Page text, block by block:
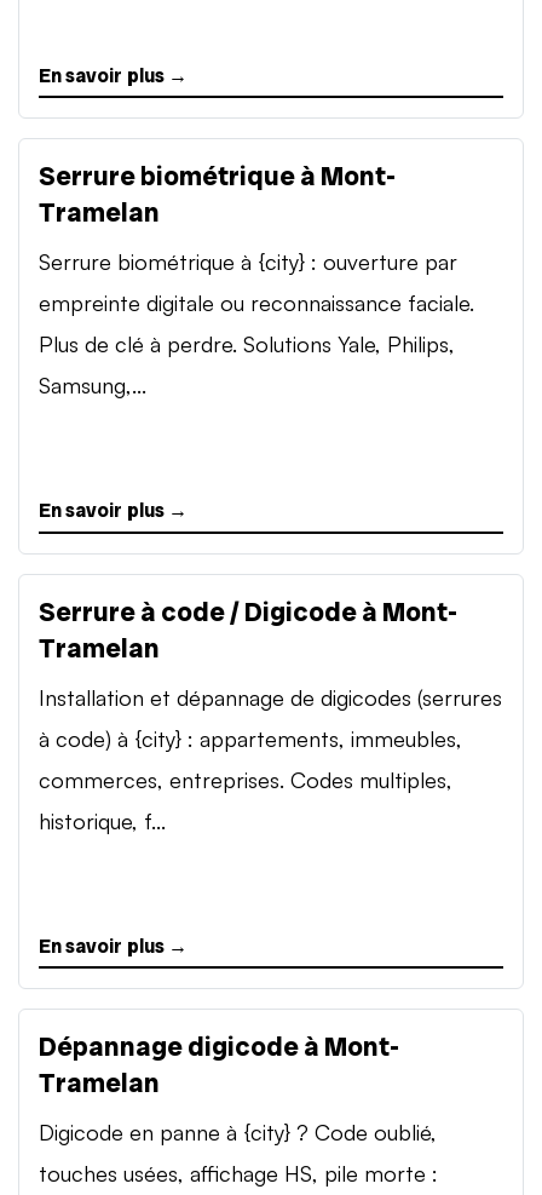
En savoir plus →
Serrure biométrique à Mont-
Tramelan
Serrure biométrique à {city} : ouverture par
empreinte digitale ou reconnaissance faciale.
Plus de clé à perdre. Solutions Yale, Philips,
Samsung,...
En savoir plus →
Serrure à code / Digicode à Mont-
Tramelan
Installation et dépannage de digicodes (serrures
à code) à {city} : appartements, immeubles,
commerces, entreprises. Codes multiples,
historique, f...
En savoir plus →
Dépannage digicode à Mont-
Tramelan
Digicode en panne à {city} ? Code oublié,
touches usées, affichage HS, pile morte :